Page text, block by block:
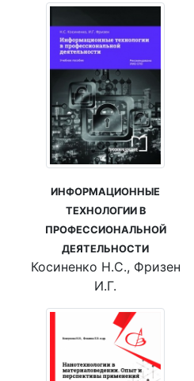
ИНФОРМАЦИОННЫЕ
ТЕХНОЛОГИИ В
ПРОФЕССИОНАЛЬНОЙ
ДЕЯТЕЛЬНОСТИ
Косиненко Н.С., Фризен
И.Г.